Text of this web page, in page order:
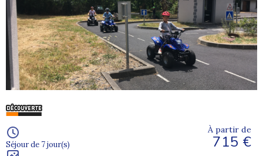
Séjour de 7 jour(s)
À partir de
715 €